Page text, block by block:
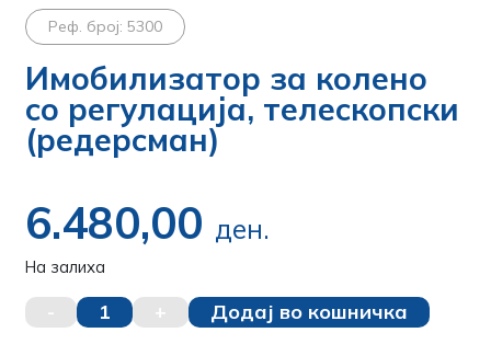
Реф. број: 5300
Имобилизатор за колено
со регулација, телескопски
(редерсман)
6.480,00 ден.
На залиха
- 1 + Додај во кошничка